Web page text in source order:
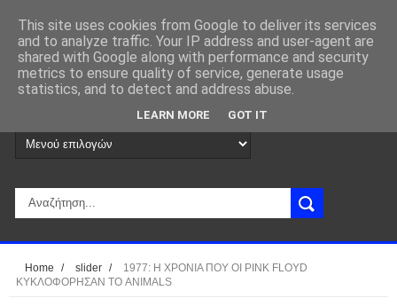
Home / slider /
1977: Η ΧΡΟΝΙΑ ΠΟΥ ΟΙ PINK FLOYD
ΚΥΚΛΟΦΟΡΗΣΑΝ ΤΟ ANIMALS
This site uses cookies from Google to deliver its services
and to analyze traffic. Your IP address and user-agent are
shared with Google along with performance and security
metrics to ensure quality of service, generate usage
statistics, and to detect and address abuse.
LEARN MORE GOT IT